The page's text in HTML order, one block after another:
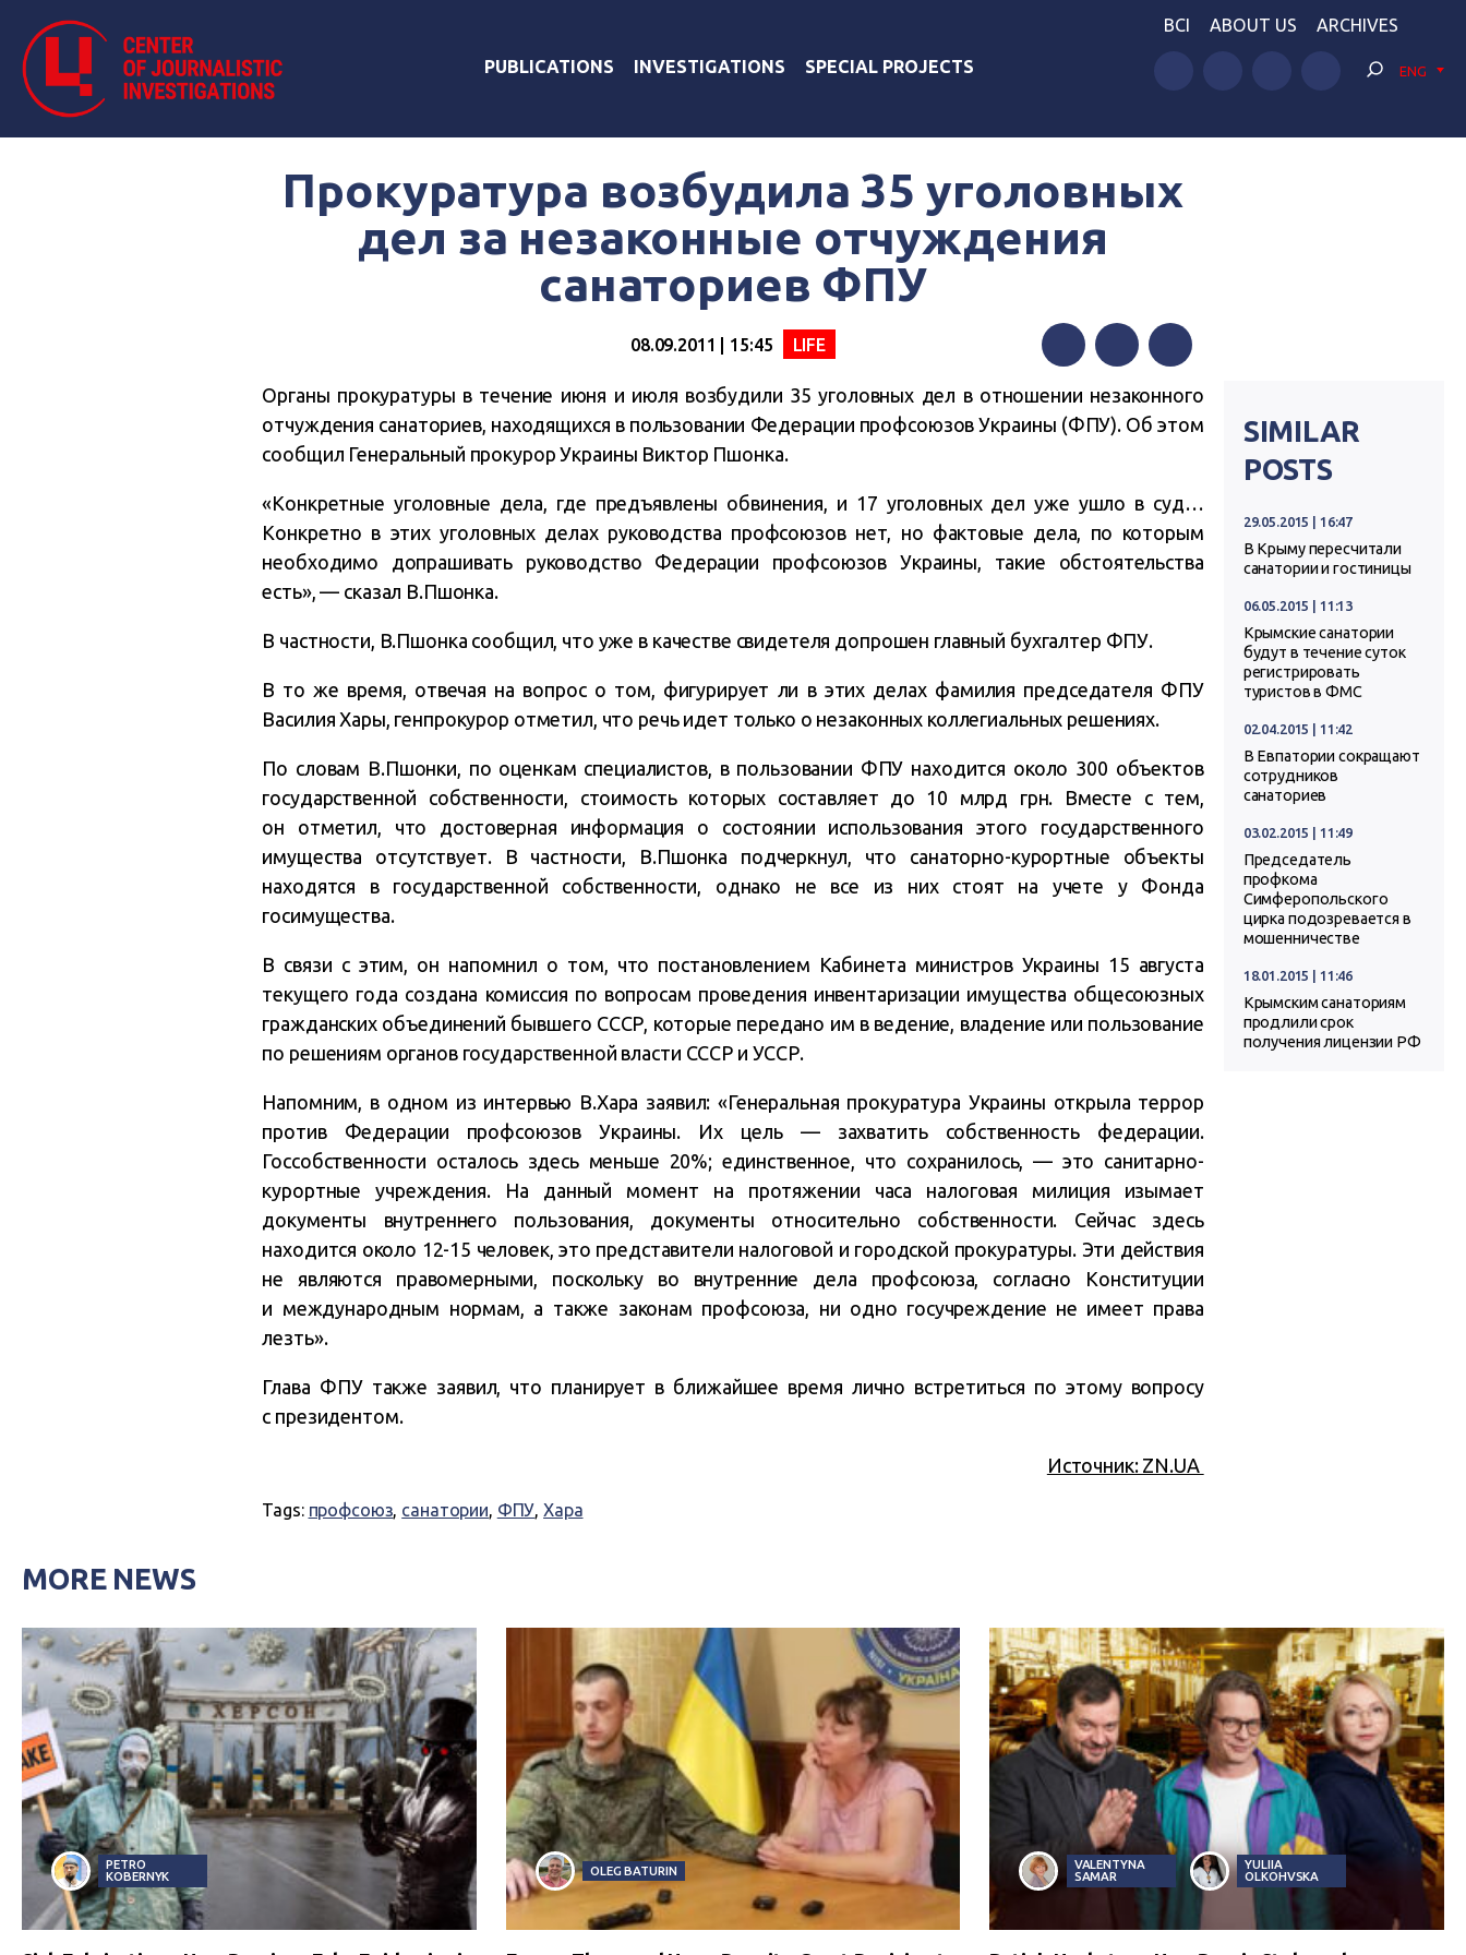
PUBLICATIONS INVESTIGATIONS SPECIAL PROJECTS
BCI ABOUT US ARCHIVES
ENG
Прокуратура возбудила 35 уголовных
дел за незаконные отчуждения
санаториев ФПУ
08.09.2011 | 15:45 LIFE
FacebookTwitter Telegram
Органы прокуратуры в течение июня и июля возбудили 35 уголовных дел в отношении незаконного
отчуждения санаториев, находящихся в пользовании Федерации профсоюзов Украины (ФПУ). Об этом
сообщил Генеральный прокурор Украины Виктор Пшонка.
«Конкретные уголовные дела, где предъявлены обвинения, и 17 уголовных дел уже ушло в суд…
Конкретно в этих уголовных делах руководства профсоюзов нет, но фактовые дела, по которым
необходимо допрашивать руководство Федерации профсоюзов Украины, такие обстоятельства
есть», — сказал В.Пшонка.
В частности, В.Пшонка сообщил, что уже в качестве свидетеля допрошен главный бухгалтер ФПУ.
В то же время, отвечая на вопрос о том, фигурирует ли в этих делах фамилия председателя ФПУ
Василия Хары, генпрокурор отметил, что речь идет только о незаконных коллегиальных решениях.
По словам В.Пшонки, по оценкам специалистов, в пользовании ФПУ находится около 300 объектов
государственной собственности, стоимость которых составляет до 10 млрд грн. Вместе с тем,
он отметил, что достоверная информация о состоянии использования этого государственного
имущества отсутствует. В частности, В.Пшонка подчеркнул, что санаторно-курортные объекты
находятся в государственной собственности, однако не все из них стоят на учете у Фонда
госимущества.
В связи с этим, он напомнил о том, что постановлением Кабинета министров Украины 15 августа
текущего года создана комиссия по вопросам проведения инвентаризации имущества общесоюзных
гражданских объединений бывшего СССР, которые передано им в ведение, владение или пользование
по решениям органов государственной власти СССР и УССР.
Напомним, в одном из интервью В.Хара заявил: «Генеральная прокуратура Украины открыла террор
против Федерации профсоюзов Украины. Их цель — захватить собственность федерации.
Госсобственности осталось здесь меньше 20%; единственное, что сохранилось, — это санитарно-
курортные учреждения. На данный момент на протяжении часа налоговая милиция изымает
документы внутреннего пользования, документы относительно собственности. Сейчас здесь
находится около 12-15 человек, это представители налоговой и городской прокуратуры. Эти действия
не являются правомерными, поскольку во внутренние дела профсоюза, согласно Конституции
и международным нормам, а также законам профсоюза, ни одно госучреждение не имеет права
лезть».
Глава ФПУ также заявил, что планирует в ближайшее время лично встретиться по этому вопросу
с президентом.
Источник: ZN.UA
Tags: профсоюз, санатории, ФПУ,Хара
SIMILAR
POSTS
29.05.2015 | 16:47
В Крыму пересчитали
санатории и гостиницы
06.05.2015 | 11:13
Крымские санатории
будут в течение суток
регистрировать
туристов в ФМС
02.04.2015 | 11:42
В Евпатории сокращают
сотрудников
санаториев
03.02.2015 | 11:49
Председатель
профкома
Симферопольского
цирка подозревается в
мошенничестве
18.01.2015 | 11:46
Крымским санаториям
продлили срок
получения лицензии РФ
MORE NEWS
PETRO
KOBERNYK
OLEG BATURIN
VALENTYNA
SAMAR
YULIIA
OLKOHVSKA